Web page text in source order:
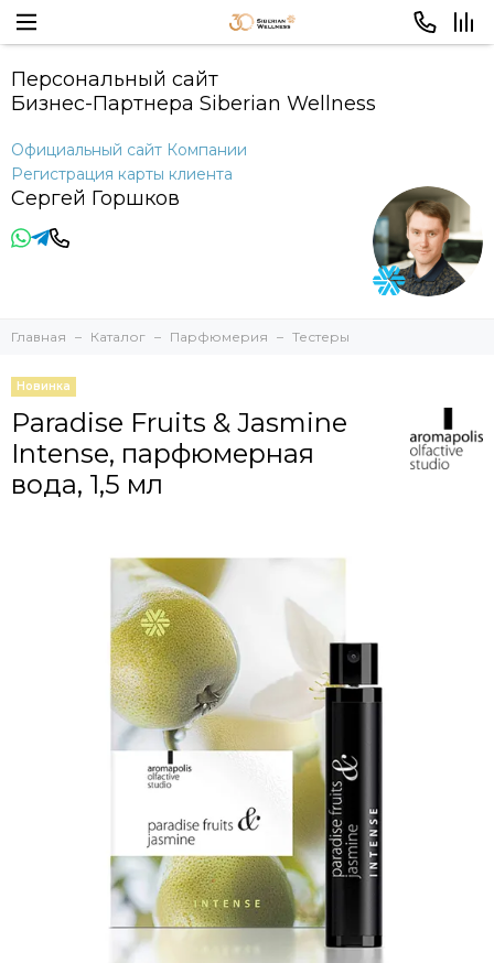
Персональный сайт
Бизнес-Партнера Siberian Wellness
Официальный сайт Компании
Регистрация карты клиента
Сергей Горшков
Главная Каталог Парфюмерия Тестеры
Новинка
Paradise Fruits & Jasmine
Intense, парфюмерная
вода, 1,5 мл